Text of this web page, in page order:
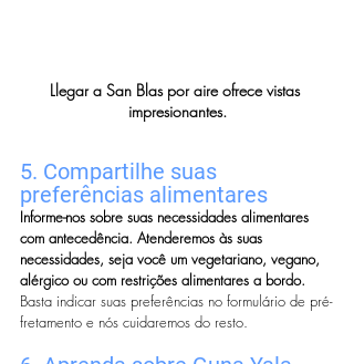
Llegar a San Blas por aire ofrece vistas
impresionantes.
5. Compartilhe suas
preferências alimentares
Informe-nos sobre suas necessidades alimentares
com antecedência. Atenderemos às suas
necessidades, seja você um vegetariano, vegano,
alérgico ou com restrições alimentares a bordo.
Basta indicar suas preferências no formulário de pré-
fretamento e nós cuidaremos do resto.